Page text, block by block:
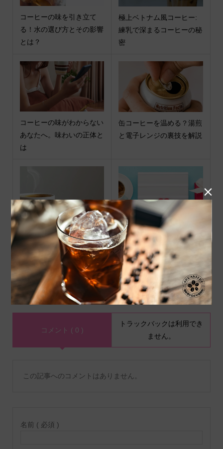
コーヒーの味を引き立て
る！水の選び方とその影響
とは？
極上ベトナム風コーヒー:
練乳で深まるコーヒーの秘
密
コーヒーの味がわからない
あなたへ。味わいの正体と
は
缶コーヒーを温める？湯煎
と電子レンジの裏技を解説
コーヒーアロマの全貌：知
って得する香りの基本
おしゃれなコーヒーギフト
10選！大切な人に贈る特別
な一杯
コメント
コメント ( 0 )
トラックバックは利用でき
ません。
この記事へのコメントはありません。
名前 ( 必須 )
